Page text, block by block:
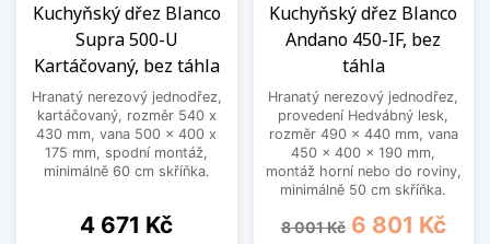
Kuchyňský dřez Blanco
Supra 500-U
Kartáčovaný, bez táhla
Hranatý nerezový jednodřez,
kartáčovaný, rozměr 540 x
430 mm, vana 500 x 400 x
175 mm, spodní montáž,
minimálně 60 cm skříňka.
Cena
4 671 Kč
Kuchyňský dřez Blanco
Andano 450-IF, bez
táhla
Hranatý nerezový jednodřez,
provedení Hedvábný lesk,
rozměr 490 x 440 mm, vana
450 x 400 x 190 mm,
montáž horní nebo do roviny,
minimálně 50 cm skříňka.
Běžná cena
8 001 Kč Cena
6 801 Kč